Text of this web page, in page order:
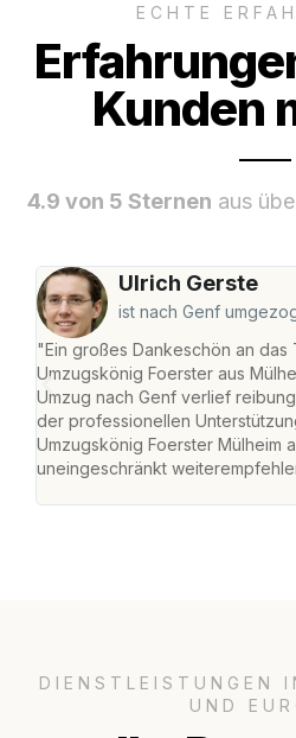
ECHTE
Kunden
4.9 von 5 Sternen aus
Ulrich Gerste
ist nach Genf
"Ein großes Dankeschön an das
Umzugskönig Foerster aus
Umzug nach Genf verlief
der professionellen
Umzugskönig Foerster Mülheim
uneingeschränkt
DIENSTLEISTUNGEN
UND